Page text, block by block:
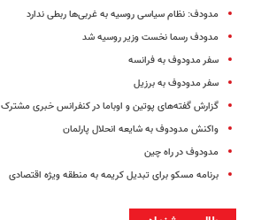
مدودف: نظام سیاسی روسیه به غربی‌ها ربطی ندارد
مدودف رسما نخست وزیر روسیه شد
سفر مدودوف به فرانسه
سفر مدودوف به برزیل
گزارش گفته‌های پوتین و اوباما در کنفرانس خبری مشترک
واکنش مدودوف به شایعه انحلال پارلمان
مدودوف در راه چین
برنامه مسکو برای تبدیل کریمه به منطقه ویژه اقتصادی